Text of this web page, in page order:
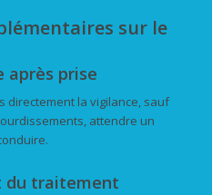
sur le
après prise
directement la vigilance, sauf
attendre un
du traitement